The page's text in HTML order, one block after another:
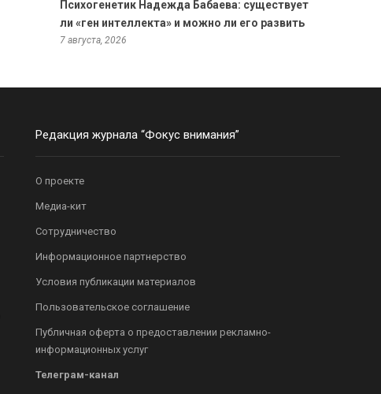
Психогенетик Надежда Бабаева: существует
ли «ген интеллекта» и можно ли его развить
7 августа, 2026
Редакция журнала “Фокус внимания”
О проекте
Медиа-кит
Сотрудничество
Информационное партнерство
Условия публикации материалов
Пользовательское соглашение
Публичная оферта о предоставлении рекламно-
информационных услуг
Телеграм-канал